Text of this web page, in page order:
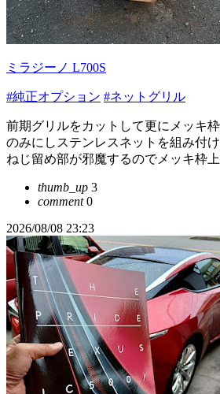
ミラジーノ L700S
#純正オプション #ネットグリル
前期グリルをカットして更にメッキ
のみにしステンレスネットを組み付
ねじ留め部が邪魔するのでメッキ枠
thumb_up 3
comment0
2026/08/08 23:23